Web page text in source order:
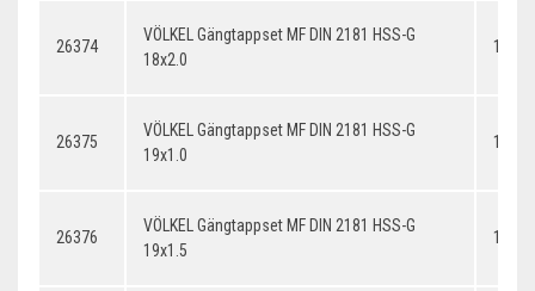
26374
VÖLKEL Gängtappset MF DIN 2181 HSS-G
18x2.0
26375
VÖLKEL Gängtappset MF DIN 2181 HSS-G
19x1.0
26376
VÖLKEL Gängtappset MF DIN 2181 HSS-G
19x1.5